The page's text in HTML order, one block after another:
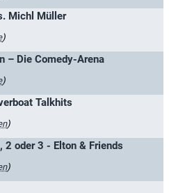
Michl Müller
)
– Die Comedy-Arena
)
Talkhits
)
2 oder 3 - Elton & Friends
)